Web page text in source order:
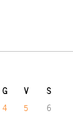
G V S
4 5
6